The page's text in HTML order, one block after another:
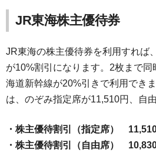
JR東海株主優待券
JR東海の株主優待券を利用すれば
が10%割引になります。2枚まで
海道新幹線が20%引きで利用でき
は、のぞみ指定席が11,510円、自
・株主優待割引（指定席）
・株主優待割引（自由席） 10,830